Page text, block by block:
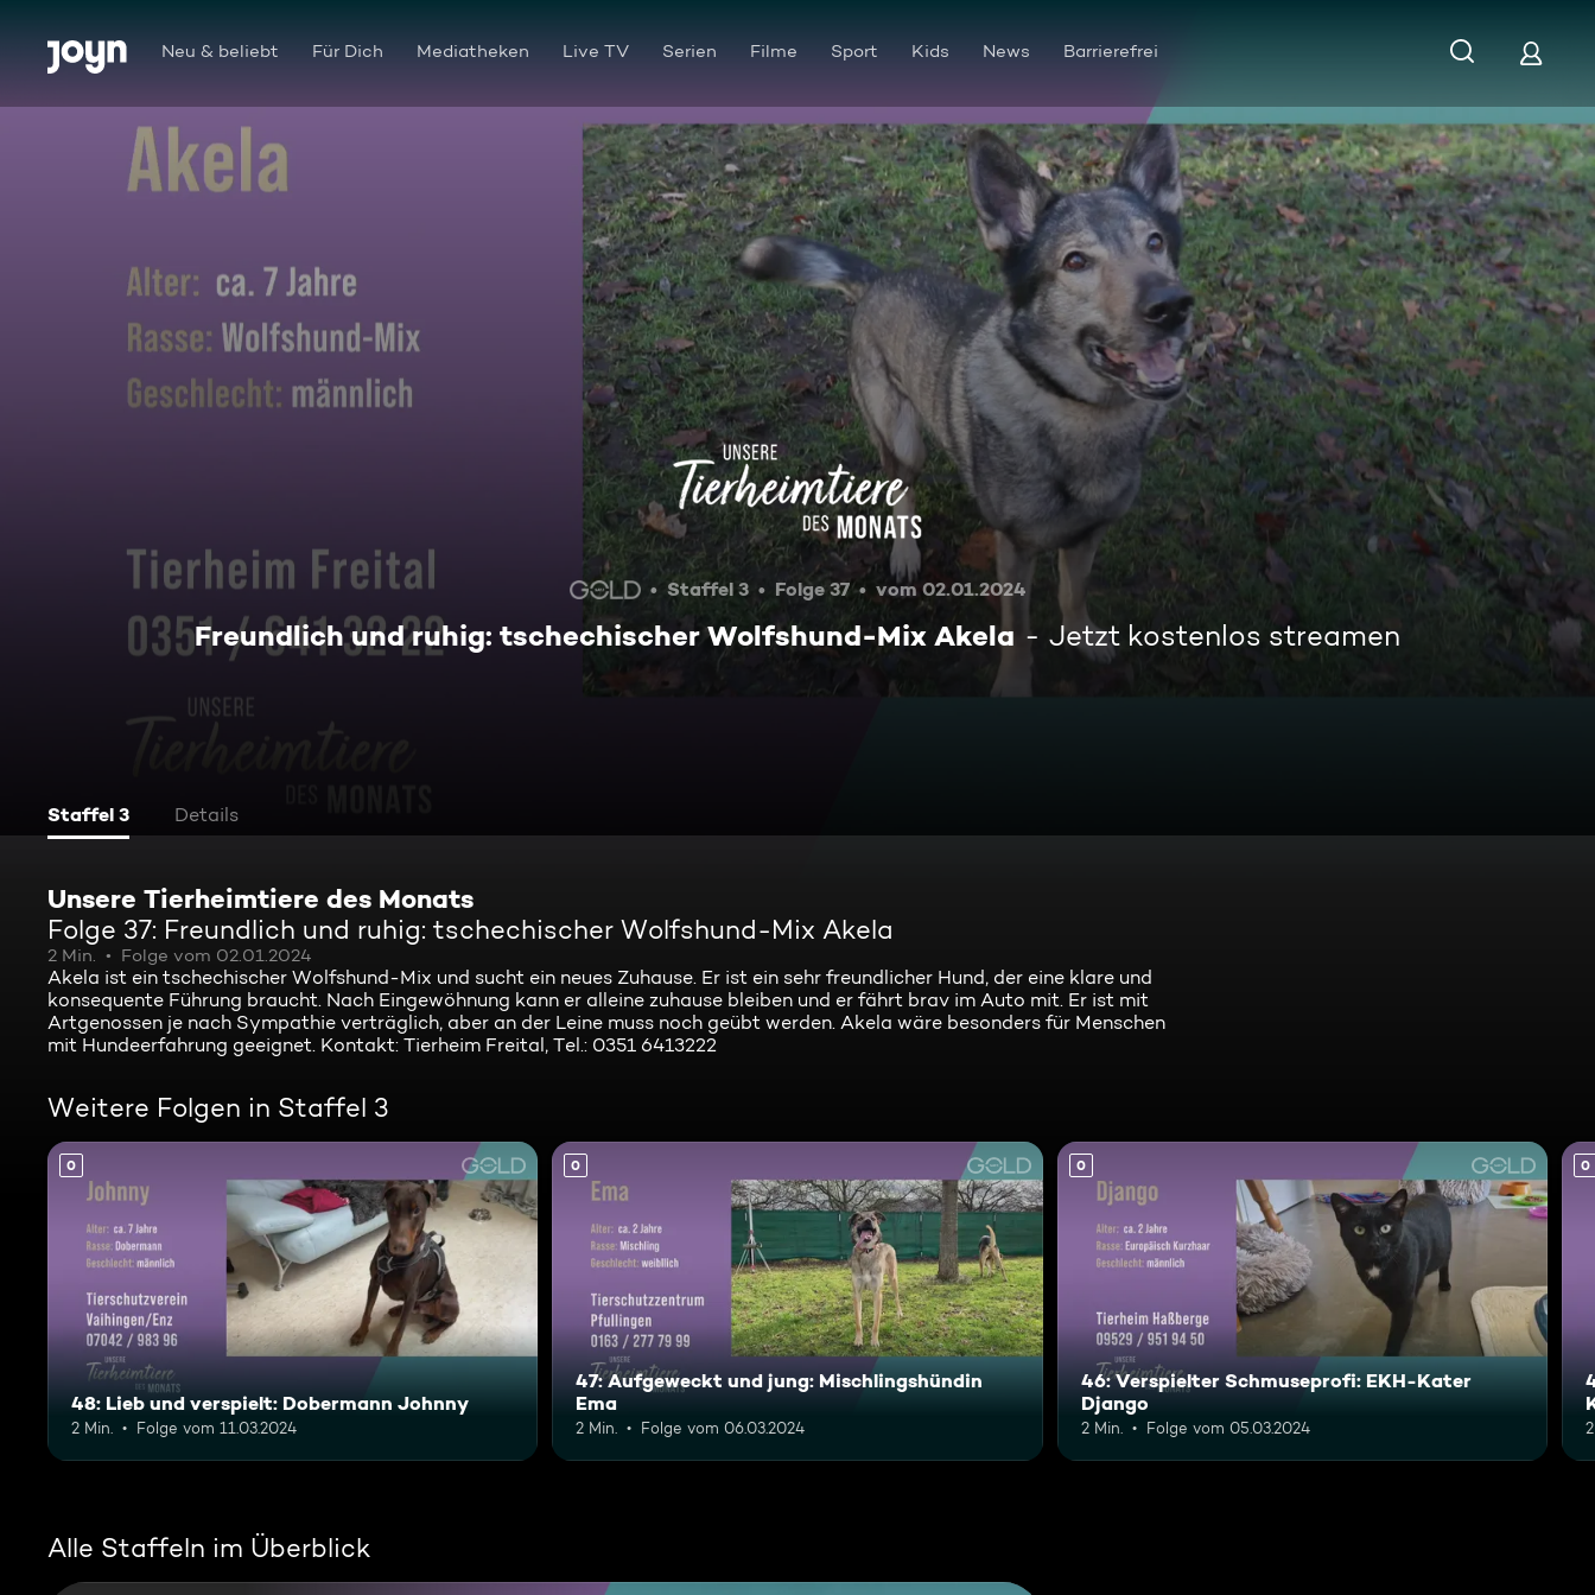
Zum Inhalt springen
Barrierefrei Neu & beliebt Für Dich Mediatheken Live TV Serien Filme Sport Kids News Barrierefrei
Freundlich und ruhig: tschechischer Wolfshund-Mix Akela
Staffel 3 Folge 37 vom 02.01.2024
Freundlich und ruhig: tschechischer Wolfshund-Mix Akela Jetzt kostenlos streamen
Staffel 3 Details
Unsere Tierheimtiere des Monats
Folge 37: Freundlich und ruhig: tschechischer Wolfshund-Mix Akela
2 Min. Folge vom 02.01.2024
Akela ist ein tschechischer Wolfshund-Mix und sucht ein neues Zuhause. Er ist ein sehr freundlicher Hund, der eine klare und
konsequente Führung braucht. Nach Eingewöhnung kann er alleine zuhause bleiben und er fährt brav im Auto mit. Er ist mit
Artgenossen je nach Sympathie verträglich, aber an der Leine muss noch geübt werden. Akela wäre besonders für Menschen
mit Hundeerfahrung geeignet. Kontakt: Tierheim Freital, Tel.: 0351 6413222
Weitere Folgen in Staffel 3
0
48: Lieb und verspielt: Dobermann Johnny
2 Min. Folge vom 11.03.2024
0
47: Aufgeweckt und jung: Mischlingshündin
Ema
2 Min. Folge vom 06.03.2024
0
46: Verspielter Schmuseprofi: EKH-Kater
Django
2 Min. Folge vom 05.03.2024
0
Alle Staffeln im Überblick